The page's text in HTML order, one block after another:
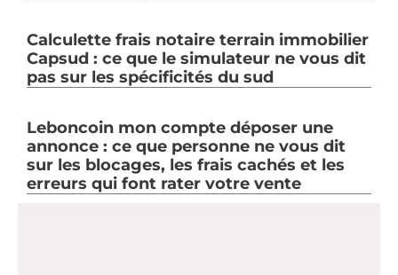
Calculette frais notaire terrain immobilier
Capsud : ce que le simulateur ne vous dit
pas sur les spécificités du sud
Leboncoin mon compte déposer une
annonce : ce que personne ne vous dit
sur les blocages, les frais cachés et les
erreurs qui font rater votre vente